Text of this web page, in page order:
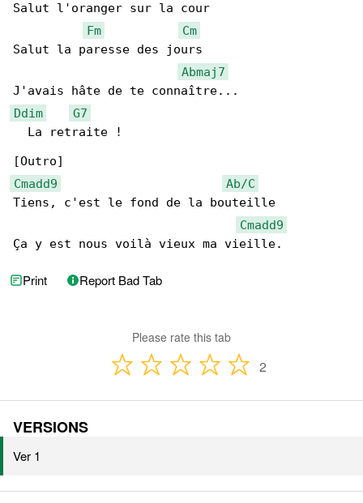
Salut l'oranger sur la cour
Fm
Cm
Salut la paresse des jours
Abmaj7
Ddim
G7
  La retraite !
Cmadd9
Ab/C
Tiens, c'est le fond de la bouteille
Cmadd9
Ça y est nous voilà vieux ma vieille.
Print Report Bad Tab
Please rate this tab
2
VERSIONS
Ver 1